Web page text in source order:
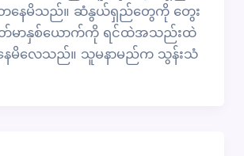
နေမိသည်။ ဆံနွယ်ရှည်တွေကို​ တွေး
မာနှစ်ယောက်ကို ရင်ထဲအသည်းထဲ
ေမိလေသည်။ သူမနာမည်က သွန်းသံ